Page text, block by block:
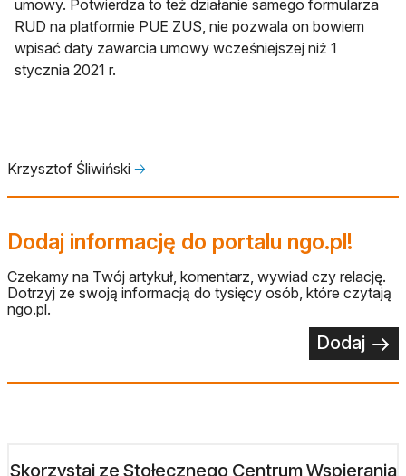
umowy. Potwierdza to też działanie samego formularza
RUD na platformie PUE ZUS, nie pozwala on bowiem
wpisać daty zawarcia umowy wcześniejszej niż 1
stycznia 2021 r.
Krzysztof Śliwiński 🡢
Dodaj informację do portalu ngo.pl!
Czekamy na Twój artykuł, komentarz, wywiad czy relację.
Dotrzyj ze swoją informacją do tysięcy osób, które czytają
ngo.pl.
Dodaj
Skorzystaj ze Stołecznego Centrum Wspierania